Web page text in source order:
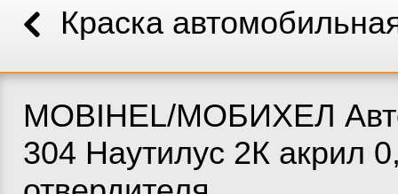
Краска
MOBIHEL/МОБИХЕЛ
304 Наутилус 2К акрил